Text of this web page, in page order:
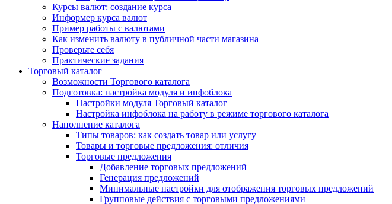
Курсы валют: создание курса
Информер курса валют
Пример работы с валютами
Как изменить валюту в публичной части магазина
Проверьте себя
Практические задания
Торговый каталог
Возможности Торгового каталога
Подготовка: настройка модуля и инфоблока
Настройки модуля Торговый каталог
Настройка инфоблока на работу в режиме торгового каталога
Наполнение каталога
Типы товаров: как создать товар или услугу
Товары и торговые предложения: отличия
Торговые предложения
Добавление торговых предложений
Генерация предложений
Минимальные настройки для отображения торговых предложений
Групповые действия с торговыми предложениями